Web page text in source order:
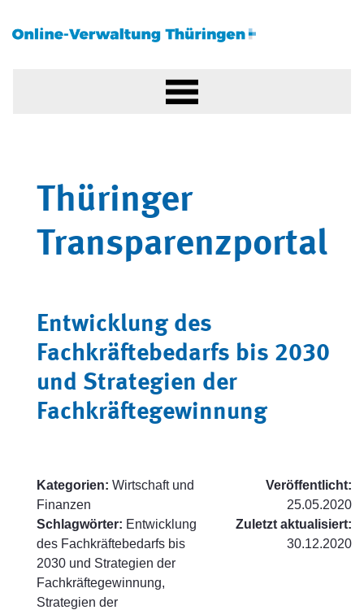
Thüringer
Transparenzportal
Entwicklung des
Fachkräftebedarfs bis 2030
und Strategien der
Fachkräftegewinnung
Kategorien: Wirtschaft und
Finanzen
Schlagwörter: Entwicklung
des Fachkräftebedarfs bis
2030 und Strategien der
Fachkräftegewinnung,
Strategien der
Veröffentlicht:
25.05.2020
Zuletzt aktualisiert:
30.12.2020